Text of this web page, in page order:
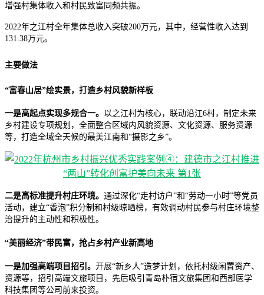
增强村集体收入和村民致富同频共振。
2022年之江村全年集体总收入突破200万元，其中，经营性收入达到
131.38万元。
主要做法
“富春山居”绘实景，打造乡村风貌新样板
一是高起点实现多规合一。 以之江村为核心，联动沿江6村，制定未来
乡村建设专项规划，全面整合区域内风貌资源、文化资源、服务资源
等，打造全域全天候的最美江南和“摄影之乡”。
二是高标准提升村庄环境。 通过深化“走村访户”和“劳动一小时”等党员
活动，建立“香泡”积分制和村级晾晒榜，有效调动村民参与村庄环境整
治提升的主动性和积极性。
“美丽经济”带民富，抢占乡村产业新高地
一是加强高端项目招引。 开展“新乡人”造梦计划，依托村级闲置资产、
资源等，招引高端文旅项目，先后吸引青岛朴宿文旅集团和西部医学
科技集团等公司前来投资。